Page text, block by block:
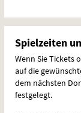
Spielzeiten
Wenn Sie Tickets
auf die
dem nächsten
festgelegt.